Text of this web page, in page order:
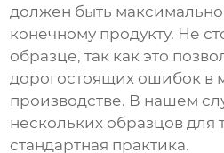
должен быть
конечному продукту. Не
образце, так как это
дорогостоящих ошибок в
производстве. В нашем
нескольких образцов для
стандартная практика.